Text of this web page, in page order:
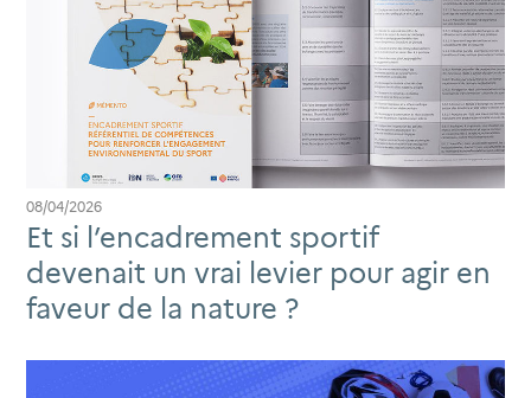
08/04/2026
Et si l’encadrement sportif
devenait un vrai levier pour agir en
faveur de la nature ?